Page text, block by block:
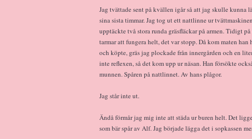
Jag tvättade sent på kvällen igår så att jag skulle
sina sista timmar. Jag tog ut ett nattlinne ur
upptäckte två stora runda gräsfläckar på armen. Tidigt
tarmar att fungera helt, det var stopp. Då kom maten
och köpte, gräs jag plockade från innergården och en
inte reflexen, så det kom upp ur näsan. Han försökte
munnen. Spåren på nattlinnet. Av hans plågor.
Jag står inte ut.
Ändå förmår jag mig inte att städa ur buren helt. Det
som bär spår av Alf. Jag började lägga det i sopkassen